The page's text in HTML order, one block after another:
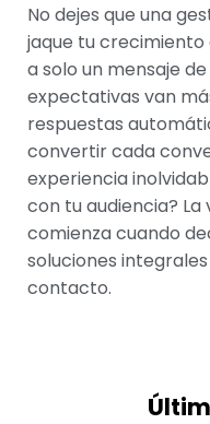
No dejes que una
jaque tu crecimiento
a solo un mensaje
expectativas van
respuestas
convertir cada
experiencia
con tu audiencia?
comienza cuando
soluciones
contacto.